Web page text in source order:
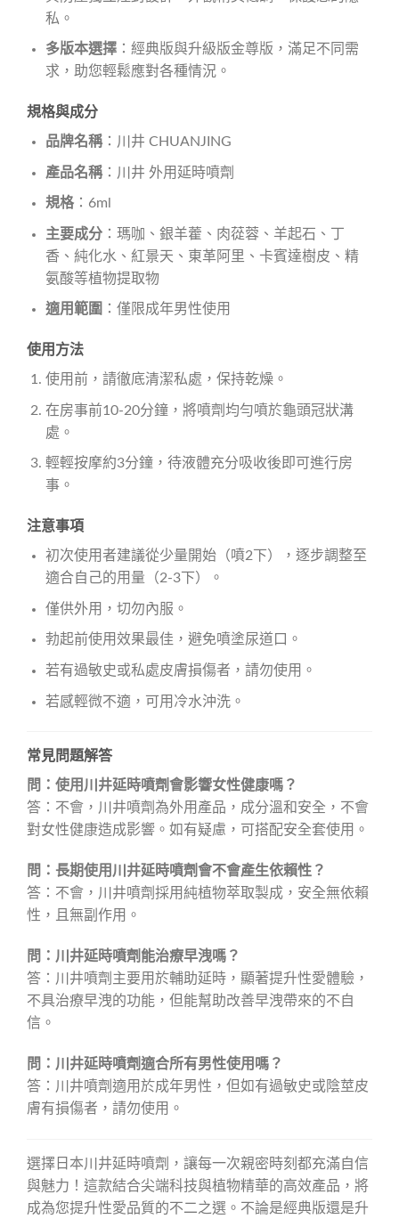
私。
多版本選擇：經典版與升級版金尊版，滿足不同需
求，助您輕鬆應對各種情況。
規格與成分
品牌名稱：川井 CHUANJING
產品名稱：川井 外用延時噴劑
規格：6ml
主要成分：瑪咖、銀羊藿、肉蓯蓉、羊起石、丁
香、純化水、紅景天、東革阿里、卡賓達樹皮、精
氨酸等植物提取物
適用範圍 ：僅限成年男性使用
使用方法
使用前，請徹底清潔私處，保持乾燥。
在房事前10-20分鐘，將噴劑均勻噴於龜頭冠狀溝
處。
輕輕按摩約3分鐘，待液體充分吸收後即可進行房
事。
注意事項
初次使用者建議從少量開始（噴2下），逐步調整至
適合自己的用量（2-3下）。
僅供外用，切勿內服。
勃起前使用效果最佳，避免噴塗尿道口。
若有過敏史或私處皮膚損傷者，請勿使用。
若感輕微不適，可用冷水沖洗。
常見問題解答
問：使用川井延時噴劑會影響女性健康嗎？
答：不會，川井噴劑為外用產品，成分溫和安全，不會
對女性健康造成影響。如有疑慮，可搭配安全套使用。
問：長期使用川井延時噴劑會不會產生依賴性？
答：不會，川井噴劑採用純植物萃取製成，安全無依賴
性，且無副作用。
問：川井延時噴劑能治療早洩嗎？
答：川井噴劑主要用於輔助延時，顯著提升性愛體驗，
不具治療早洩的功能，但能幫助改善早洩帶來的不自
信。
問：川井延時噴劑適合所有男性使用嗎？
答：川井噴劑適用於成年男性，但如有過敏史或陰莖皮
膚有損傷者，請勿使用。
選擇日本川井延時噴劑，讓每一次親密時刻都充滿自信
與魅力！這款結合尖端科技與植物精華的高效產品，將
成為您提升性愛品質的不二之選。不論是經典版還是升